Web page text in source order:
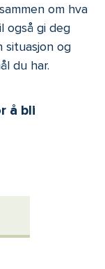
om hva
også gi deg
situasjon og
du har.
å bli